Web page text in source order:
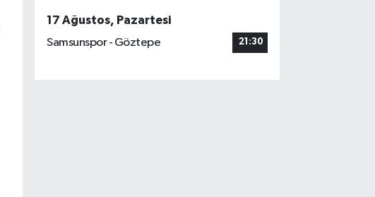
17 Ağustos, Pazartesi
Samsunspor - Göztepe
21:30